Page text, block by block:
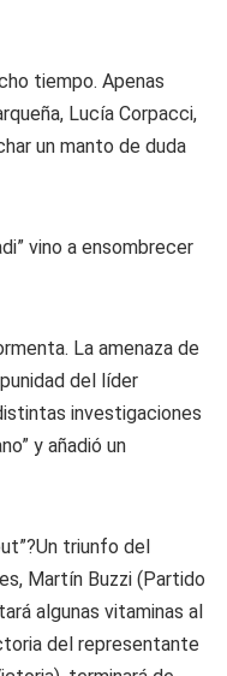
tiempo. Apenas
Lucía Corpacci,
un manto de duda
vino a ensombrecer
La amenaza de
del líder
investigaciones
y añadió un
Un triunfo del
Martín Buzzi (Partido
algunas vitaminas al
del representante